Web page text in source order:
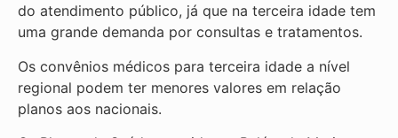
do atendimento público, já que na terceira idade tem
uma grande demanda por consultas e tratamentos.
Os convênios médicos para terceira idade a nível
regional podem ter menores valores em relação
planos aos nacionais.